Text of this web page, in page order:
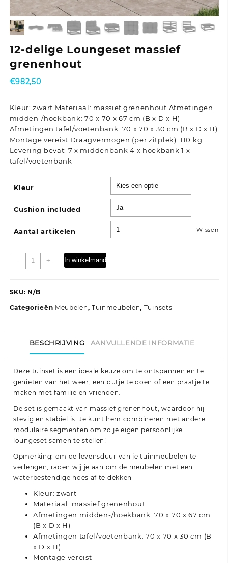
12-delige Loungeset massief
grenenhout
€982,50
Kleur: zwart Materiaal: massief grenenhout Afmetingen
midden-/hoekbank: 70 x 70 x 67 cm (B x D x H)
Afmetingen tafel/voetenbank: 70 x 70 x 30 cm (B x D x H)
Montage vereist Draagvermogen (per zitplek): 110 kg
Levering bevat: 7 x middenbank 4 x hoekbank 1 x
tafel/voetenbank
Kleur
Cushion included
Aantal artikelen Wissen
-
12-
delige
massief
aantal
+ In winkelmand
SKU: N/B
Categorieën Meubelen, Tuinmeubelen, Tuinsets
BESCHRIJVING AANVULLENDE INFORMATIE
Deze tuinset is een ideale keuze om te ontspannen en te
genieten van het weer, een dutje te doen of een praatje te
maken met familie en vrienden.
De set is gemaakt van massief grenenhout, waardoor hij
stevig en stabiel is. Je kunt hem combineren met andere
modulaire segmenten om zo je eigen persoonlijke
loungeset samen te stellen!
Opmerking: om de levensduur van je tuinmeubelen te
verlengen, raden wij je aan om de meubelen met een
waterbestendige hoes af te dekken
Kleur: zwart
Materiaal: massief grenenhout
Afmetingen midden-/hoekbank: 70 x 70 x 67 cm
(B x D x H)
Afmetingen tafel/voetenbank: 70 x 70 x 30 cm (B
x D x H)
Montage vereist